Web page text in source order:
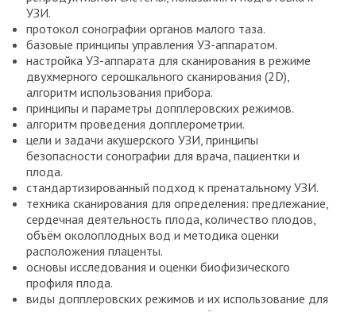
УЗИ.
протокол сонографии органов малого таза.
базовые принципы управления УЗ-аппаратом.
настройка УЗ-аппарата для сканирования в режиме
двухмерного серошкального сканирования (2D),
алгоритм использования прибора.
принципы и параметры допплеровских режимов.
алгоритм проведения допплерометрии.
цели и задачи акушерского УЗИ, принципы
безопасности сонографии для врача, пациентки и
плода.
стандартизированный подход к пренатальному УЗИ.
техника сканирования для определения: предлежание,
сердечная деятельность плода, количество плодов,
объём околоплодных вод и методика оценки
расположения плаценты.
основы исследования и оценки биофизического
профиля плода.
виды допплеровских режимов и их использование для